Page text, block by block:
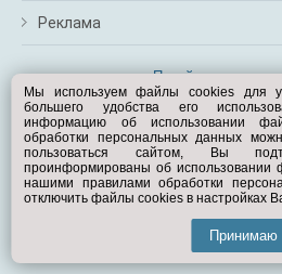
Реклама
Перейти на
Вам
© Exist.ru
Мы используем файлы cookies для
большего удобства его
информацию об использовании
обработки персональных данных
пользоваться сайтом, Вы
проинформированы об использовании
нашими правилами обработки
отключить файлы cookies в настройках
Принимаю